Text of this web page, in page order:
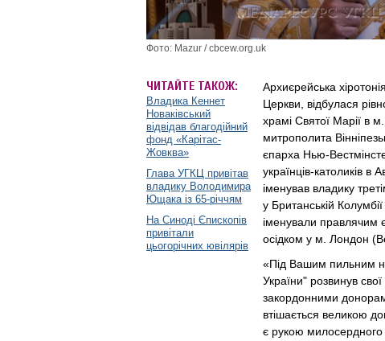
Фото: Mazur / cbcew.org.uk
ЧИТАЙТЕ ТАКОЖ:
Владика Кеннет
Новаківський
відвідав благодійний
фонд «Карітас-
Жовква»
Глава УГКЦ привітав
владику Володимира
Ющака із 65-річчям
На Синоді Єпископів
привітали
цьогорічних ювілярів
Архиєрейська
Церкви, відбулася
храмі Святої Марії в
митрополита
єпарха Нью-
українців-католиків в
іменував владику
у Британській
іменували правлячим
осідком у м. Лондон
«Під Вашим пильним
України" розвинув
закордонними
втішається великою
є рукою милосердного